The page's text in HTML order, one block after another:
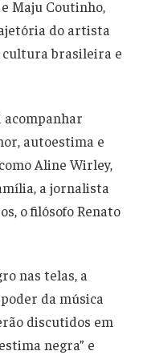
Maju Coutinho,
do artista
cultura brasileira e
acompanhar
autoestima e
Aline Wirley,
a jornalista
o filósofo Renato
nas telas, a
da música
discutidos em
negra” e